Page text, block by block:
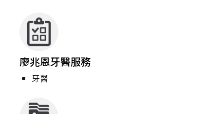
廖兆恩牙醫服務
牙醫